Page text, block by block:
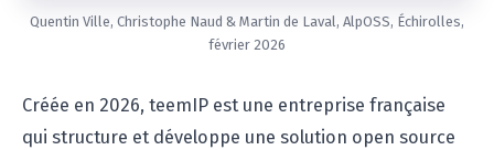
Quentin Ville, Christophe Naud & Martin de Laval, AlpOSS, Échirolles,
février 2026
Créée en 2026, teemIP est une entreprise française
qui structure et développe une solution open source